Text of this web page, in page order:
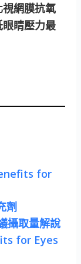
網膜抗氧
睛壓力最
for
劑
攝取量解說
for Eyes